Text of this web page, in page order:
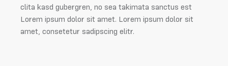
clita kasd gubergren, no sea takimata sanctus est
Lorem ipsum dolor sit amet. Lorem ipsum dolor sit
amet, consetetur sadipscing elitr.